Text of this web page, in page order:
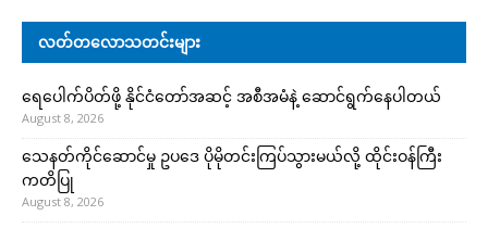
လတ်တလောသတင်းများ
ရေပေါက်ပိတ်ဖို့ နိုင်ငံတော်အဆင့် အစီအမံနဲ့ ဆောင်ရွက်နေပါတယ်
August 8, 2026
သေနတ်ကိုင်ဆောင်မှု ဥပဒေ ပိုမိုတင်းကြပ်သွားမယ်လို့ ထိုင်းဝန်ကြီး
ကတိပြု
August 8, 2026